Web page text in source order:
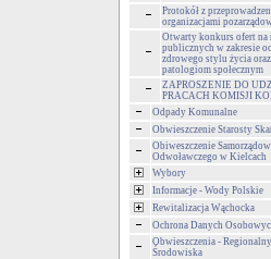
Protokół z
organizacjami
Otwarty konkurs ofert na
publicznych w zakresie
zdrowego stylu życia
patologiom społecznym
ZAPROSZENIE DO
PRACACH KOMISJI
Odpady Komunalne
Obwieszczenie Starosty
Obiweszczenie
Odwoławczego w Kielcach
Wybory
Informacje - Wody Polskie
Rewitalizacja Wąchocka
Ochrona Danych
Obwieszczenia -
Środowiska